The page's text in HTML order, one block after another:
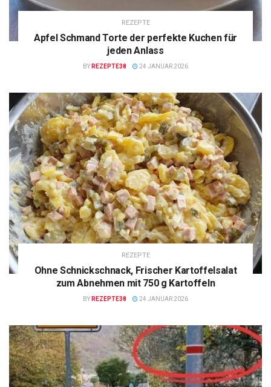
REZEPTE
Apfel Schmand Torte der perfekte Kuchen für
jeden Anlass
BY REZEPTE38 24 JANUAR 2026
REZEPTE
Ohne Schnickschnack, Frischer Kartoffelsalat
zum Abnehmen mit 750 g Kartoffeln
BY REZEPTE38 24 JANUAR 2026